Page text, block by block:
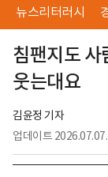
뉴스리터러시
침팬지도
웃는대요
김윤정 기자
업데이트